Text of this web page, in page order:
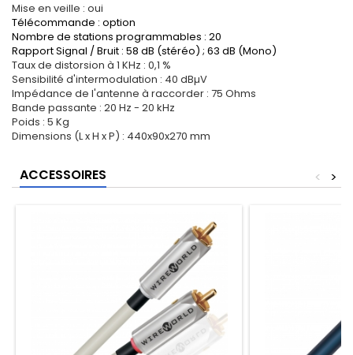
Mise en veille : oui
Télécommande : option
Nombre de stations programmables : 20
Rapport Signal / Bruit : 58 dB (stéréo) ; 63 dB (Mono)
Taux de distorsion à 1 KHz : 0,1 %
Sensibilité d'intermodulation : 40 dBµV
Impédance de l'antenne à raccorder : 75 Ohms
Bande passante : 20 Hz - 20 kHz
Poids : 5 Kg
Dimensions (L x H x P) : 440x90x270 mm
ACCESSOIRES >
<